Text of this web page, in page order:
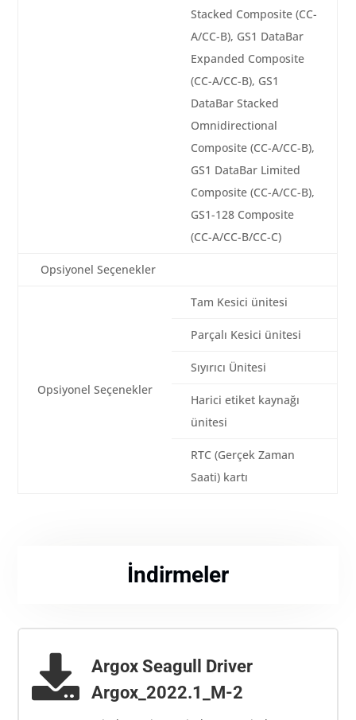
Stacked Composite (CC-
A/CC-B), GS1 DataBar
Expanded Composite
(CC-A/CC-B), GS1
DataBar Stacked
Omnidirectional
Composite (CC-A/CC-B),
GS1 DataBar Limited
Composite (CC-A/CC-B),
GS1-128 Composite
(CC-A/CC-B/CC-C)
Opsiyonel Seçenekler
Opsiyonel Seçenekler
Tam Kesici ünitesi
Parçalı Kesici ünitesi
Sıyırıcı Ünitesi
Harici etiket kaynağı
ünitesi
RTC (Gerçek Zaman
Saati) kartı
İndirmeler

Argox Seagull Driver
Argox_2022.1_M-2